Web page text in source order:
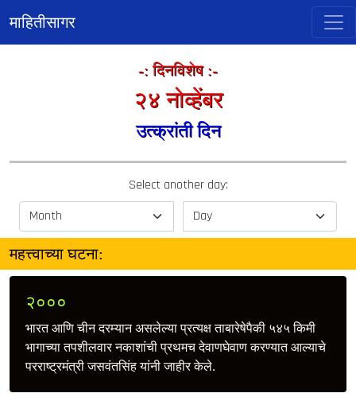
माहितीसागर
-: दिनविशेष :-
२४ नोव्हेंबर
उत्क्रांती दिन
Select another day:
महत्त्वाच्या घटना:
२०००
भारत आणि चीन दरम्यान असलेल्या प्रत्यक्ष ताबारेषेपैकी ५४५ किमी
भागाच्या तपशीलवार नकाशांची प्रथमच देवाणघेवाण करण्यात आल्याचे
परराष्ट्रमंत्री जसवंतसिंह यांनी जाहीर केले.